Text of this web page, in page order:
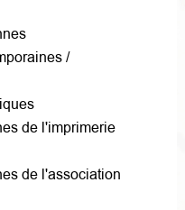
/
de l'imprimerie
de l'association